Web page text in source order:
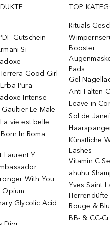
Gutschein
Si
Good Girl
Pura
Intense
Gaultier Le Male
vie est belle
In Roma
Laurent Y
With You
Opium
Glycolic Acid
TOP
Rituals
Booster
Pads
Gel-
Anti-Falten
Leave-in
Sol de
Künstliche
Lashes
Vitamin C
ahuhu
Yves Saint
Herrendüfte
Rouge &
BB- & CC-